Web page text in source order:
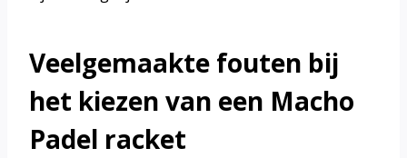
Veelgemaakte fouten bij
het kiezen van een Macho
Padel racket